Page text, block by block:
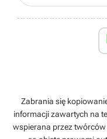
Zabrania się
informacji zawartych na
wspierana przez